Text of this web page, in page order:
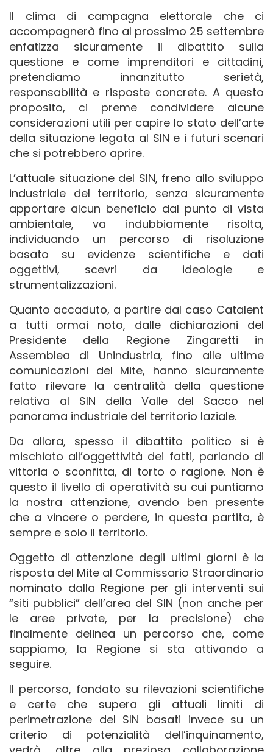
Il clima di campagna elettorale che ci
accompagnerà fino al prossimo 25 settembre
enfatizza sicuramente il dibattito sulla
questione e come imprenditori e cittadini,
pretendiamo innanzitutto serietà,
responsabilità e risposte concrete. A questo
proposito, ci preme condividere alcune
considerazioni utili per capire lo stato dell’arte
della situazione legata al SIN e i futuri scenari
che si potrebbero aprire.
L’attuale situazione del SIN, freno allo sviluppo
industriale del territorio, senza sicuramente
apportare alcun beneficio dal punto di vista
ambientale, va indubbiamente risolta,
individuando un percorso di risoluzione
basato su evidenze scientifiche e dati
oggettivi, scevri da ideologie e
strumentalizzazioni.
Quanto accaduto, a partire dal caso Catalent
a tutti ormai noto, dalle dichiarazioni del
Presidente della Regione Zingaretti in
Assemblea di Unindustria, fino alle ultime
comunicazioni del Mite, hanno sicuramente
fatto rilevare la centralità della questione
relativa al SIN della Valle del Sacco nel
panorama industriale del territorio laziale.
Da allora, spesso il dibattito politico si è
mischiato all’oggettività dei fatti, parlando di
vittoria o sconfitta, di torto o ragione. Non è
questo il livello di operatività su cui puntiamo
la nostra attenzione, avendo ben presente
che a vincere o perdere, in questa partita, è
sempre e solo il territorio.
Oggetto di attenzione degli ultimi giorni è la
risposta del Mite al Commissario Straordinario
nominato dalla Regione per gli interventi sui
“siti pubblici” dell’area del SIN (non anche per
le aree private, per la precisione) che
finalmente delinea un percorso che, come
sappiamo, la Regione si sta attivando a
seguire.
Il percorso, fondato su rilevazioni scientifiche
e certe che supera gli attuali limiti di
perimetrazione del SIN basati invece su un
criterio di potenzialità dell’inquinamento,